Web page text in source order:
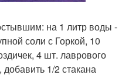
на 1 литр воды -
соли с Горкой, 10
4 шт. лаврового
1/2 стакана